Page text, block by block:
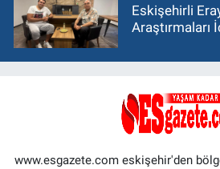
Eskişehirli
Araştırmaları
www.esgazete.com eskişehir'den